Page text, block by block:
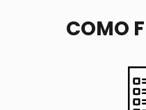
COMO